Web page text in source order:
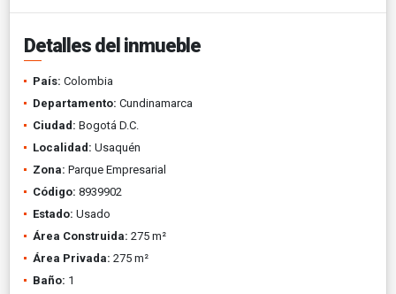
Detalles del inmueble
País: Colombia
Departamento: Cundinamarca
Ciudad: Bogotá D.C.
Localidad: Usaquén
Zona: Parque Empresarial
Código: 8939902
Estado: Usado
Área Construida: 275 m²
Área Privada: 275 m²
Baño: 1